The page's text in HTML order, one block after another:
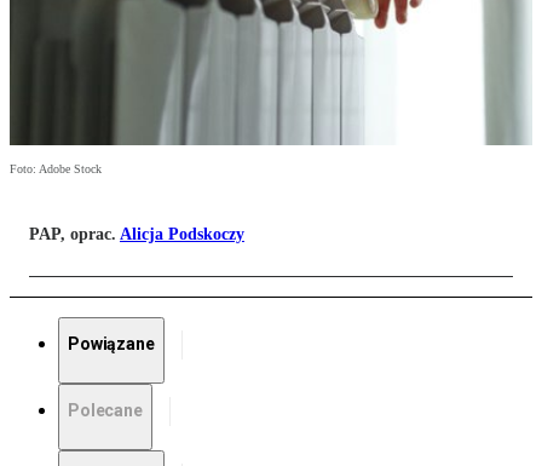
Foto: Adobe Stock
PAP, oprac. Alicja Podskoczy
Powiązane
Polecane